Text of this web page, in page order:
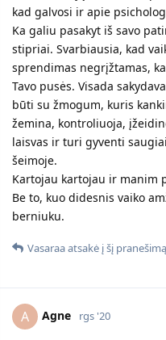
kad galvosi ir apie
Ka galiu pasakyt iš savo
stipriai. Svarbiausia, kad
sprendimas negrįžtamas,
Tavo pusės. Visada
būti su žmogum, kuris
žemina, kontroliuoja,
laisvas ir turi gyventi
šeimoje.
Kartojau kartojau ir manim
Be to, kuo didesnis vaiko
berniuku.
Vasaraaatsakė į šį
A Agne rgs '20